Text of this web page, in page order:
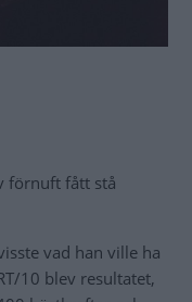
förnuft fått stå
vad han ville ha
10 blev resultatet,